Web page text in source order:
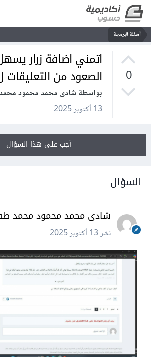
أسئلة البرمجة
0
اتمني اضافة زرار
الصعود من التعليقات
بواسطة شادى محمد محمود
13 أكتوبر 2025
أجب على هذا السؤال
السؤال
شادى محمد محمود محمد طه
نشر13 أكتوبر 2025